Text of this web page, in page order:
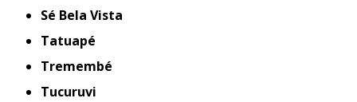
Sé Bela Vista
Tatuapé
Tremembé
Tucuruvi